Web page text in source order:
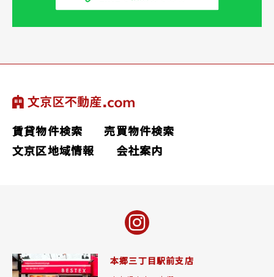
賃貸物件検索
売買物件検索
文京区地域情報
会社案内
本郷三丁目駅前支店